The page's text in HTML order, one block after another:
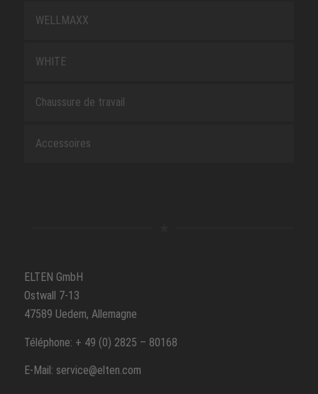
WELLMAXX
WHITE
Chaussure de travail
Accessoires
ELTEN GmbH
Ostwall 7-13
47589 Uedem, Allemagne
Téléphone: + 49 (0) 2825 – 80168
E-Mail: service@elten.com